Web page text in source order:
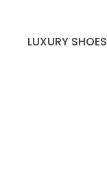
LUXURY SHOES